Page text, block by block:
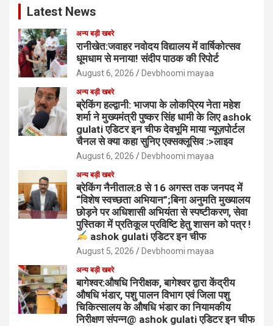
Latest News
अन्य बड़ी खबरे
रानीखेत:जवाहर नवोदय विद्यालय में वार्षिकोत्सव
धूमधाम से मनाया! संदीप पाठक की रिपोर्ट
August 6, 2026 Devbhoomi mayaa
अन्य बड़ी खबरे
ब्रेकिंग हल्द्वानी: भाजपा के लोकप्रिय नेता महेश
शर्मा ने मुख्यमंत्री पुष्कर सिंह धामी के लिए ashok
gulati एडिटर इन चीफ देवभूमि माया न्यूज़पोर्टल
चैनल से क्या कहा सुनिए एक्सक्लूसिव :>लाइव
August 6, 2026 Devbhoomi mayaa
अन्य बड़ी खबरे
ब्रेकिंग नैनीताल:8 से 16 अगस्त तक जनपद में
“विशेष स्वच्छता अभियान”;बिना अनुमति मुख्यालय
छोड़ने पर अधिशासी अभियंता से स्पष्टीकरण, सेवा
पुस्तिका में प्रतिकूल प्रविष्टि हेतु शासन को पत्र !
ashok gulati एडिटर इन चीफ
August 5, 2026 Devbhoomi mayaa
अन्य बड़ी खबरे
बागेश्वर:औषधि निरीक्षक, बागेश्वर द्वारा केंद्रीय
औषधि भंडार, पशु पालन विभाग एवं जिला पशु
चिकित्सालय के औषधि भंडार का नियामकीय
निरीक्षण संपन्न@ ashok gulati एडिटर इन चीफ